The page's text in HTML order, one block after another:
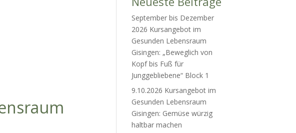
September bis Dezember
2026 Kursangebot im
Gesunden Lebensraum
Gisingen: „Beweglich von
Kopf bis Fuß für
Junggebliebene“ Block 1
9.10.2026 Kursangebot im
Gesunden Lebensraum
Gisingen: Gemüse würzig
haltbar machen